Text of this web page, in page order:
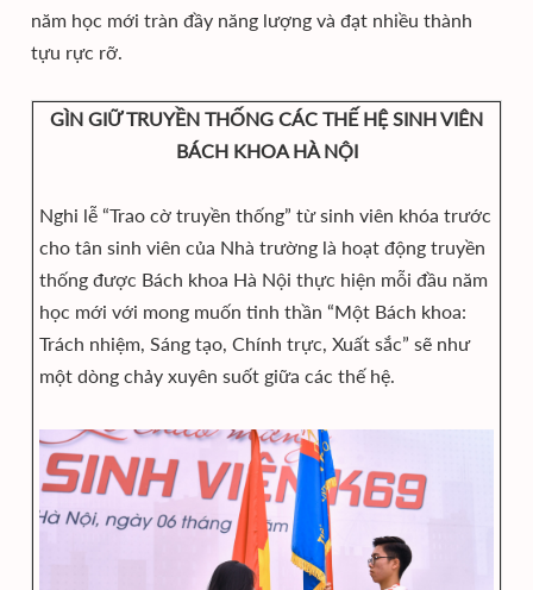
năm học mới tràn đầy năng lượng và đạt nhiều thành
tựu rực rỡ.
GÌN GIỮ TRUYỀN THỐNG CÁC THẾ HỆ SINH VIÊN
BÁCH KHOA HÀ NỘI
Nghi lễ “Trao cờ truyền thống” từ sinh viên khóa trước
cho tân sinh viên của Nhà trường là hoạt động truyền
thống được Bách khoa Hà Nội thực hiện mỗi đầu năm
học mới với mong muốn tinh thần “Một Bách khoa:
Trách nhiệm, Sáng tạo, Chính trực, Xuất sắc” sẽ như
một dòng chảy xuyên suốt giữa các thế hệ.